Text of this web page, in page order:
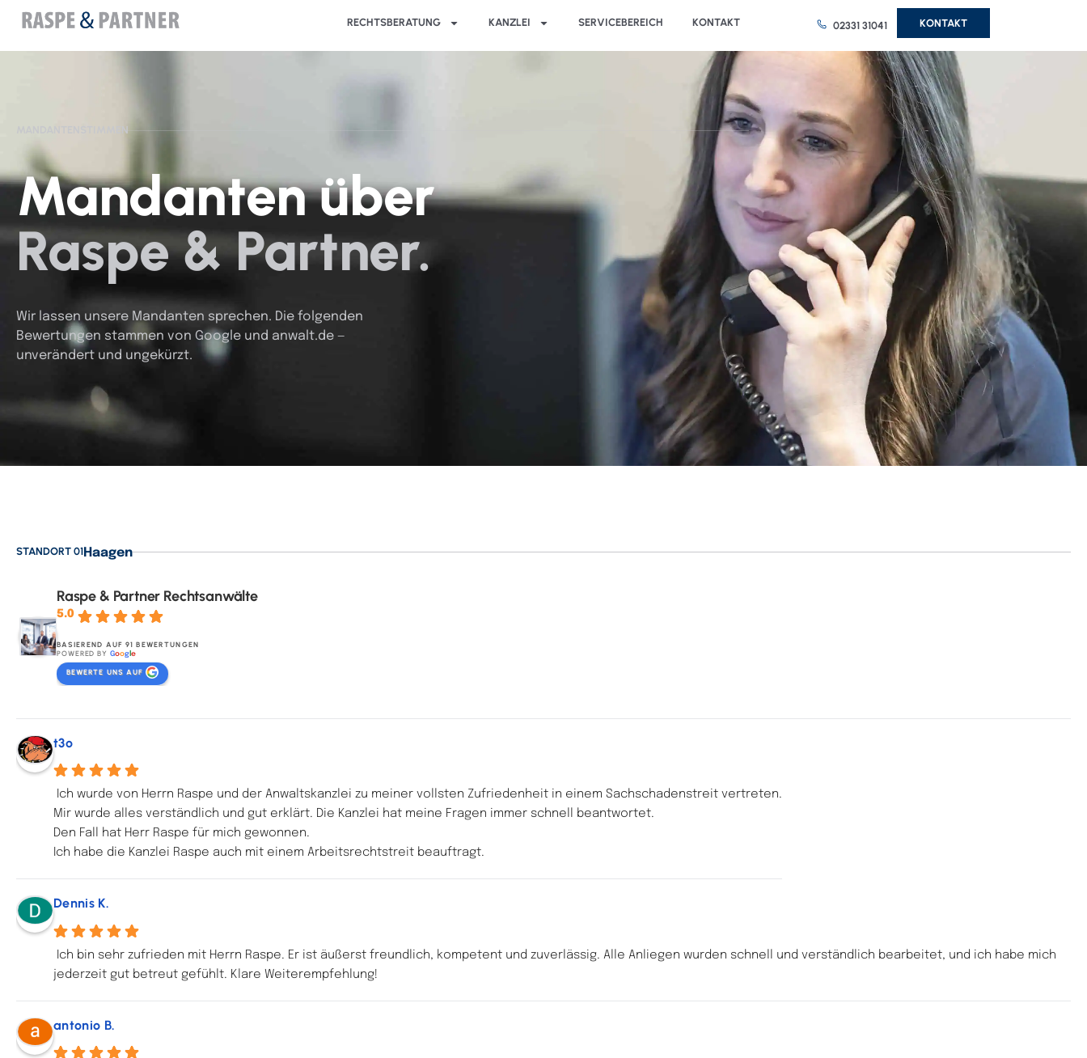
RECHTSBERATUNG KANZLEI SERVICEBEREICH KONTAKT 02331 31041 KONTAKT
MANDANTENSTIMMEN
Mandanten über
Raspe & Partner.
Wir lassen unsere Mandanten sprechen. Die folgenden
Bewertungen stammen von Google und anwalt.de —
unverändert und ungekürzt.
STANDORT 01 Haagen
Raspe & Partner Rechtsanwälte
5.0
BASIEREND AUF 91 BEWERTUNGEN
POWERED BY Googl e
BEWERTE UNS AUF
t3o
Ich wurde von Herrn Raspe und der Anwaltskanzlei zu meiner vollsten Zufriedenheit in einem Sachschadenstreit vertreten.
Mir wurde alles verständlich und gut erklärt. Die Kanzlei hat meine Fragen immer schnell beantwortet.
Den Fall hat Herr Raspe für mich gewonnen.
Ich habe die Kanzlei Raspe auch mit einem Arbeitsrechtstreit beauftragt.
Dennis K.
Ich bin sehr zufrieden mit Herrn Raspe. Er ist äußerst freundlich, kompetent und zuverlässig. Alle Anliegen wurden schnell und verständlich bearbeitet, und ich habe mich
jederzeit gut betreut gefühlt. Klare Weiterempfehlung!
antonio B.